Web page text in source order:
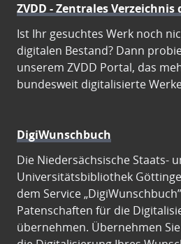
ZVDD - Zentrales
Ist Ihr gesuchtes Werk noch
digitalen Bestand? Dann
unserem ZVDD Portal, das
bundesweit digitalisierte
DigiWunschbuch
Die Niedersächsische Staats-
Universitätsbibliothek
dem Service
Patenschaften für die
übernehmen. Übernehmen